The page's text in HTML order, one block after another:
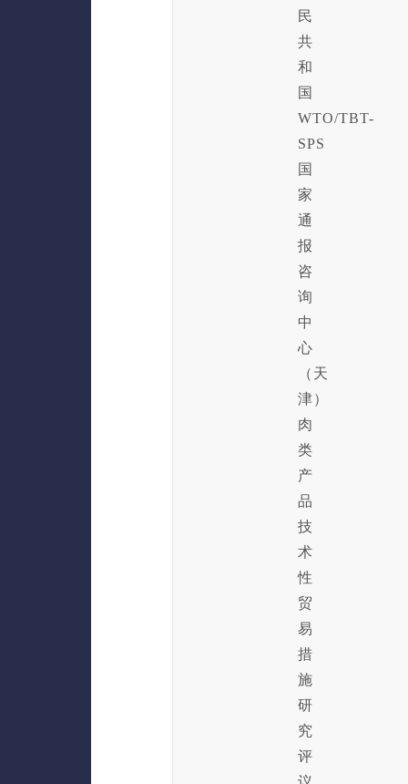
民
共
和
国
WTO/TBT-
SPS
国
家
通
报
咨
询
中
心
（天
津）
肉
类
产
品
技
术
性
贸
易
措
施
研
究
评